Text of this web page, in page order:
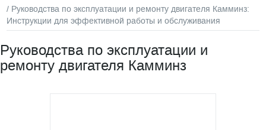
/ Руководства по эксплуатации и ремонту двигателя Камминз:
Инструкции для эффективной работы и обслуживания
Руководства по эксплуатации и
ремонту двигателя Камминз